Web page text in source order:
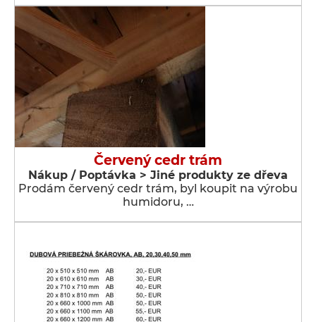
Červený cedr trám
Nákup / Poptávka > Jiné produkty ze dřeva
Prodám červený cedr trám, byl koupit na výrobu
humidoru, …